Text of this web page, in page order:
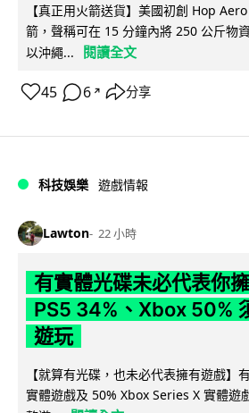
【真正用火箭送貨】美國初創 Hop
箭，聲稱可在 15 分鐘內將 250 公斤物
以沖繩...
閱讀全文
45 6 ↗ 分享
科技娛樂 遊戲情報
Lawton 22 小時
有實體光碟未必代表你
PS5 34%、Xbox 50%
遊玩
【就算有光碟，也未必代表擁有遊戲】
實體遊戲及 50% Xbox Series X 實體遊